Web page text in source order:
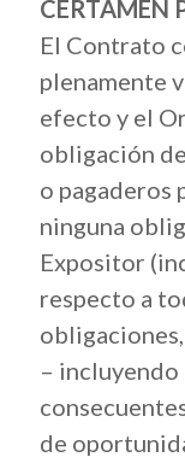
CERTAMEN
El Contrato
plenamente
efecto y el
obligación
o pagaderos
ninguna
Expositor
respecto a
– incluyendo
de